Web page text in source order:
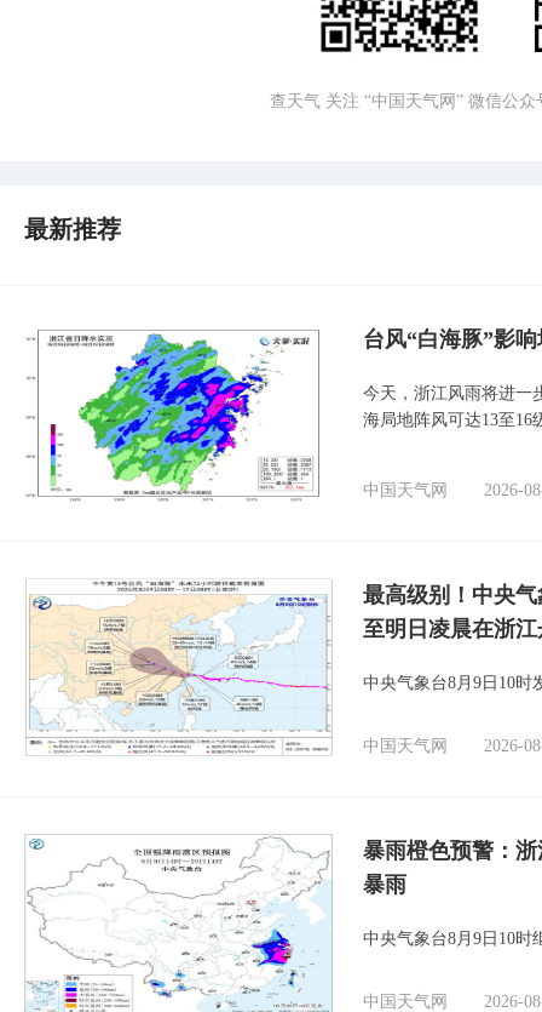
查天气 关注 “中国天气网” 微信公众
最新推荐
台风“白海豚”影
今天，浙江风雨将进一
海局地阵风可达13至16
中国天气网 2026-
最高级别！中央
至明日凌晨在浙
中央气象台8月9日10时
中国天气网 2026-
暴雨橙色预警：
暴雨
中央气象台8月9日10时
中国天气网 2026-